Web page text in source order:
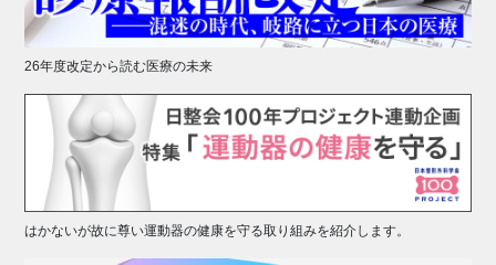
26年度改定から読む医療の未来
はかないが故に尊い運動器の健康を守る取り組みを紹介します。